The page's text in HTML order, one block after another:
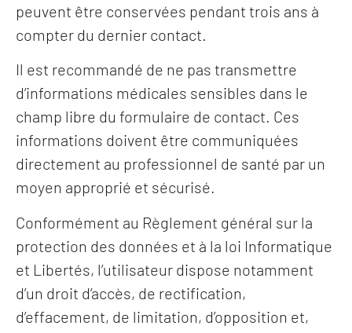
peuvent être conservées pendant trois ans à
compter du dernier contact.
Il est recommandé de ne pas transmettre
d’informations médicales sensibles dans le
champ libre du formulaire de contact. Ces
informations doivent être communiquées
directement au professionnel de santé par un
moyen approprié et sécurisé.
Conformément au Règlement général sur la
protection des données et à la loi Informatique
et Libertés, l’utilisateur dispose notamment
d’un droit d’accès, de rectification,
d’effacement, de limitation, d’opposition et,